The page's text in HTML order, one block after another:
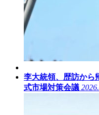
李大統領、歴訪か
式市場対策会議